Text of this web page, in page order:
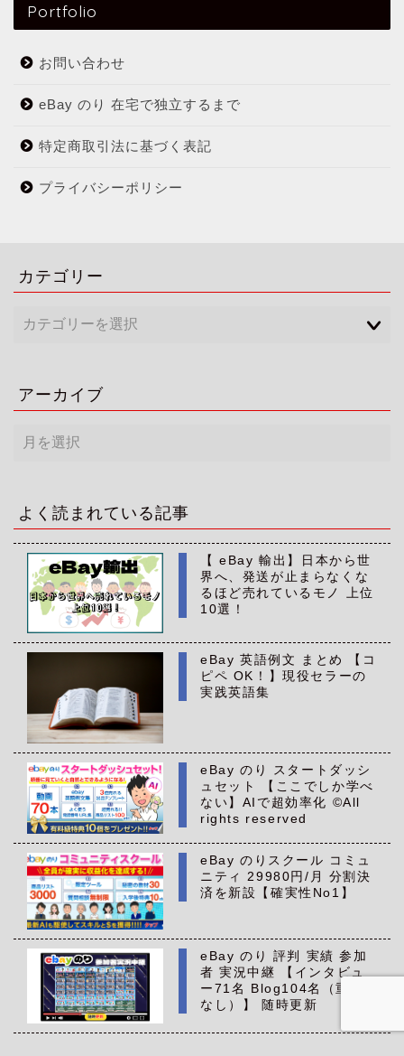
Portfolio
お問い合わせ
eBay のり 在宅で独立するまで
特定商取引法に基づく表記
プライバシーポリシー
カテゴリー
アーカイブ
ア
ー
ブ
よく読まれている記事
【 eBay 輸出】日本から世
界へ、発送が止まらなくな
るほど売れているモノ 上位
10選！
eBay 英語例文 まとめ 【コ
ピペ OK！】現役セラーの
実践英語集
eBay のり スタートダッシ
ュセット 【ここでしか学べ
ない】AIで超効率化 ©All
rights reserved
eBay のりスクール コミュ
ニティ 29980円/月 分割決
済を新設【確実性No1】
eBay のり 評判 実績 参加
者 実況中継 【インタビュ
ー71名 Blog104名（重複
なし）】 随時更新